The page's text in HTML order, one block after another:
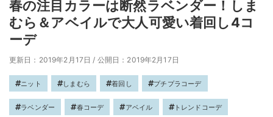
春の注目カラーは断然ラベンダー！しま
むら＆アベイルで大人可愛い着回し4コ
ーデ
更新日：2019年2月17日 / 公開日：2019年2月17日
ニット しまむら 着回し プチプラコーデ
ラベンダー 春コーデ アベイル トレンドコーデ